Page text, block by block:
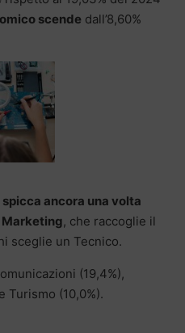
scende dall’8,60%
ancora una volta
Marketing, che raccoglie il
sceglie un Tecnico.
(19,4%),
Turismo (10,0%).